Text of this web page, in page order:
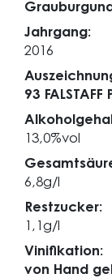
Jahrgang:
2016
93 FALSTAFF
13,0%vol
6,8g/l
Restzucker:
1,1g/l
Vinifikation:
von Hand